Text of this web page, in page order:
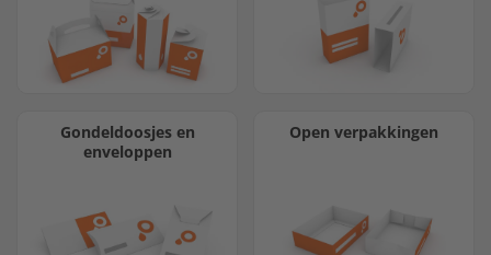
Gondeldoosjes en
enveloppen
Open verpakkingen